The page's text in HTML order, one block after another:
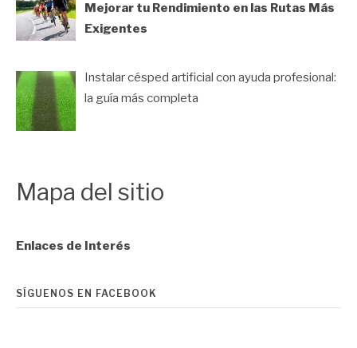
Mejorar tu Rendimiento en las Rutas Más
Exigentes
Instalar césped artificial con ayuda profesional:
la guía más completa
Mapa del sitio
Enlaces de Interés
SÍGUENOS EN FACEBOOK